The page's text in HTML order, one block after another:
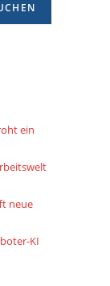
ein
neue
KI